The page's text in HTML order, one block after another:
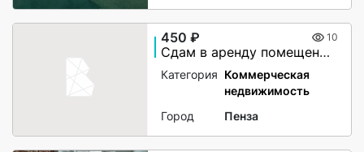
450 ₽ 10
Сдам в аренду помещение под склад или производство
Категория Коммерческая
недвижимость
Город
Пенза